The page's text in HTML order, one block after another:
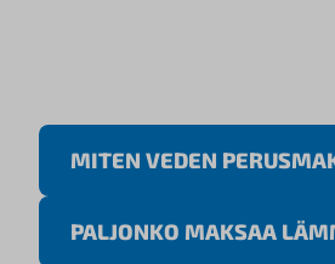
MITEN VEDEN
PALJONKO MAKSAA